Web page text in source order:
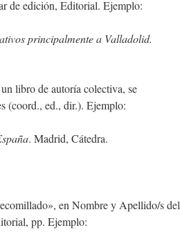
de edición, Editorial. Ejemplo:
principalmente a Valladolid.
libro de autoría colectiva, se
(coord., ed., dir.). Ejemplo:
. Madrid, Cátedra.
en Nombre y Apellido/s del
pp. Ejemplo: